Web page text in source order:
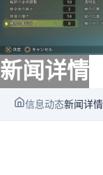
新闻详情
信息动态新闻详情